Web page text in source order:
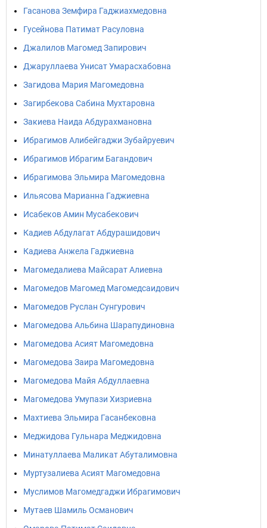
Гасанова Земфира Гаджиахмедовна
Гусейнова Патимат Расуловна
Джалилов Магомед Запирович
Джаруллаева Унисат Умарасхабовна
Загидова Мария Магомедовна
Загирбекова Сабина Мухтаровна
Закиева Наида Абдурахмановна
Ибрагимов Алибейгаджи Зубайруевич
Ибрагимов Ибрагим Багандович
Ибрагимова Эльмира Магомедовна
Ильясова Марианна Гаджиевна
Исабеков Амин Мусабекович
Кадиев Абдулагат Абдурашидович
Кадиева Анжела Гаджиевна
Магомедалиева Майсарат Алиевна
Магомедов Магомед Магомедсаидович
Магомедов Руслан Сунгурович
Магомедова Альбина Шарапудиновна
Магомедова Асият Магомедовна
Магомедова Заира Магомедовна
Магомедова Майя Абдуллаевна
Магомедова Умупази Хизриевна
Махтиева Эльмира Гасанбековна
Меджидова Гульнара Меджидовна
Минатуллаева Маликат Абуталимовна
Муртузалиева Асият Магомедовна
Муслимов Магомедгаджи Ибрагимович
Мутаев Шамиль Османович